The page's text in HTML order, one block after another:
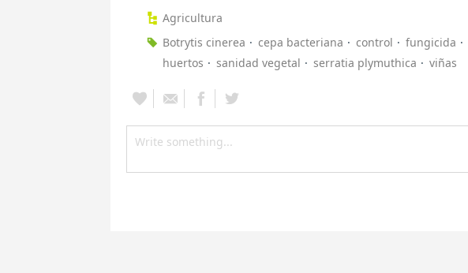
Agricultura
Botrytis cinerea
cepa bacteriana control fungicida
huertos
sanidad vegetal serratia plymuthica viñas